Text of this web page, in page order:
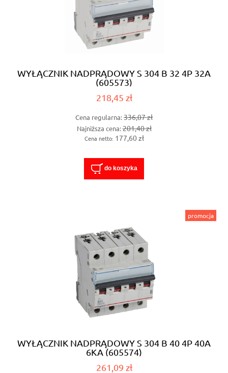
WYŁĄCZNIK NADPRĄDOWY S 304 B 32 4P 32A
(605573)
218,45 zł
Cena regularna:336,07 zł
Najniższa cena:201,40 zł
Cena netto: 177,60 zł
do koszyka
WYŁĄCZNIK NADPRĄDOWY S 304 B 40 4P 40A
6KA (605574)
261,09 zł
promocja